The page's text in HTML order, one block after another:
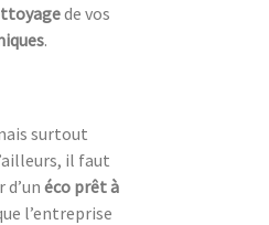
de vos
.
surtout
il faut
éco prêt à
l’entreprise